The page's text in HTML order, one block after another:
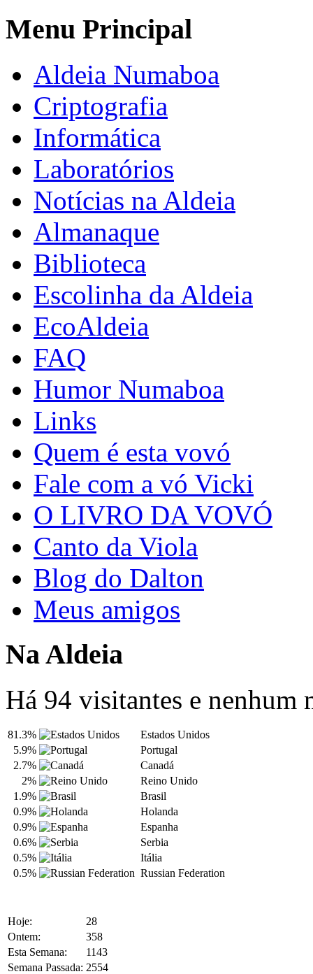
Menu Principal
Aldeia Numaboa
Criptografia
Informática
Laboratórios
Notícias na Aldeia
Almanaque
Biblioteca
Escolinha da Aldeia
EcoAldeia
FAQ
Humor Numaboa
Links
Quem é esta vovó
Fale com a vó Vicki
O LIVRO DA VOVÓ
Canto da Viola
Blog do Dalton
Meus amigos
Na Aldeia
Há 94 visitantes e nenhum
81.3%
Estados Unidos
5.9%
Portugal
2.7%
Canadá
2%
Reino Unido
1.9%
Brasil
0.9%
Holanda
0.9%
Espanha
0.6%
Serbia
0.5%
Itália
0.5%
Russian Federation
Hoje:
28
Ontem:
358
Esta Semana:
1143
Semana Passada: 2554